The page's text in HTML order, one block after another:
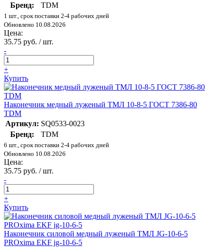
Бренд: TDM
1 шт., срок поставки 2-4 рабочих дней
Обновлено 10.08.2026
Цена:
35.75 руб. / шт.
-
+
Купить
Наконечник медный луженый ТМЛ 10-8-5 ГОСТ 7386-80
TDM
Артикул: SQ0533-0023
Бренд:
TDM
6 шт., срок поставки 2-4 рабочих дней
Обновлено 10.08.2026
Цена:
35.75 руб. / шт.
-
+
Купить
Наконечник силовой медный луженый ТМЛ JG-10-6-5
PROxima EKF jg-10-6-5